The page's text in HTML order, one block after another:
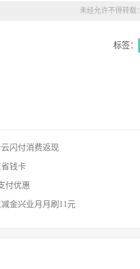
未经允许不得转载：
标签：
闪付消费返现
钱卡
付优惠
金兴业月月刷11元